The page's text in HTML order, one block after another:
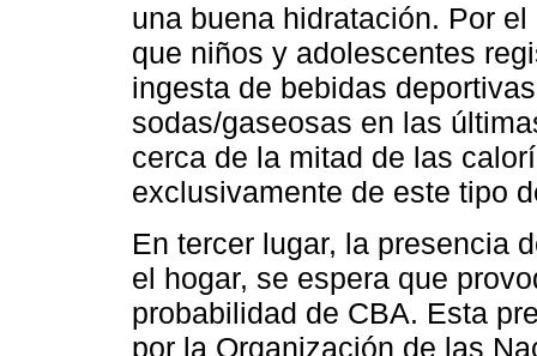
una buena hidratación. Por
que niños y adolescentes
ingesta de bebidas
sodas/gaseosas en las
cerca de la mitad de las
exclusivamente de este tipo
En tercer lugar, la presencia
el hogar, se espera que
probabilidad de CBA. Esta
por la Organización de las